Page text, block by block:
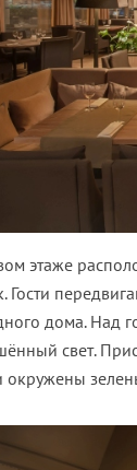
этаже
Гости
дома. Над
свет.
окружены